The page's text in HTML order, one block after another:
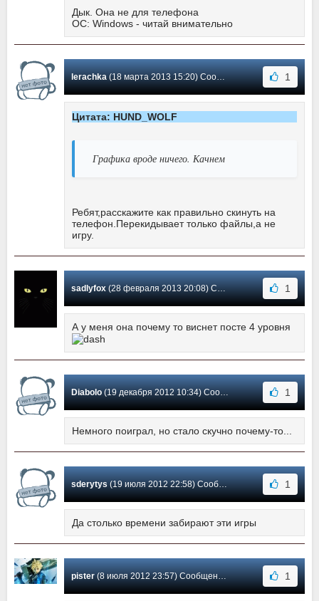
Дык. Она не для телефона
ОС: Windows - читай внимательно
lerachka(18 марта 2013 15:20) Сообщение #16 1
Цитата: HUND_WOLF
Графика вроде ничего. Качнем
Ребят,расскажите как правильно скинуть на
телефон.Перекидывает только файлы,а не
игру.
sadlyfox(28 февраля 2013 20:08) Сообщение #15 1
А у меня она почему то виснет посте 4 уровня
Diabolo(19 декабря 2012 10:34) Сообщение #14 1
Немного поиграл, но стало скучно почему-то...
sderytys(19 июля 2012 22:58) Сообщение #13 1
Да столько времени забирают эти игры
pister(8 июля 2012 23:57) Сообщение #12 1